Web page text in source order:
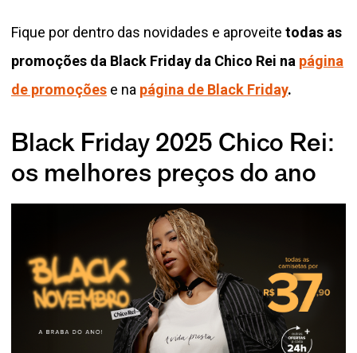
Fique por dentro das novidades e aproveite todas as
promoções da Black Friday da Chico Rei na página
de promoções e na página de Black Friday.
Black Friday 2025 Chico Rei:
os melhores preços do ano